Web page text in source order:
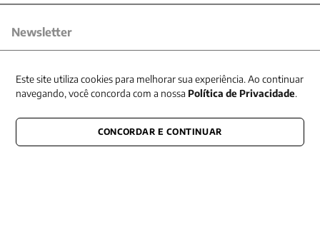
Newsletter
CONECTE-SE CONOSCO
Este site utiliza cookies para melhorar sua experiência. Ao continuar
navegando, você concorda com a nossa Política de Privacidade.
CONCORDAR E CONTINUAR